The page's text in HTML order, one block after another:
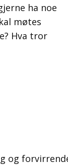
ha noe
møtes
Hva tror
og